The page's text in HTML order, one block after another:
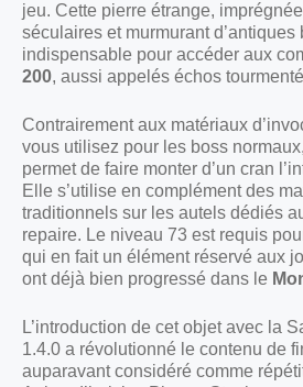
jeu. Cette pierre étrange,
séculaires et murmurant d’antiques
indispensable pour accéder aux
200, aussi appelés échos
Contrairement aux matériaux
vous utilisez pour les boss
permet de faire monter d’un cran
Elle s’utilise en complément des
traditionnels sur les autels dédiés
repaire. Le niveau 73 est requis
qui en fait un élément réservé aux
ont déjà bien progressé dans le
L’introduction de cet objet avec la
1.4.0 a révolutionné le contenu de
auparavant considéré comme